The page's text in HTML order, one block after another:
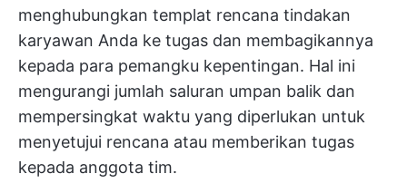
menghubungkan templat rencana tindakan
karyawan Anda ke tugas dan membagikannya
kepada para pemangku kepentingan. Hal ini
mengurangi jumlah saluran umpan balik dan
mempersingkat waktu yang diperlukan untuk
menyetujui rencana atau memberikan tugas
kepada anggota tim.